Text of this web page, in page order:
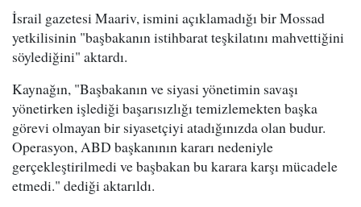
İsrail gazetesi Maariv, ismini açıklamadığı bir Mossad
yetkilisinin "başbakanın istihbarat teşkilatını mahvettiğini
söylediğini" aktardı.
Kaynağın, "Başbakanın ve siyasi yönetimin savaşı
yönetirken işlediği başarısızlığı temizlemekten başka
görevi olmayan bir siyasetçiyi atadığınızda olan budur.
Operasyon, ABD başkanının kararı nedeniyle
gerçekleştirilmedi ve başbakan bu karara karşı mücadele
etmedi." dediği aktarıldı.